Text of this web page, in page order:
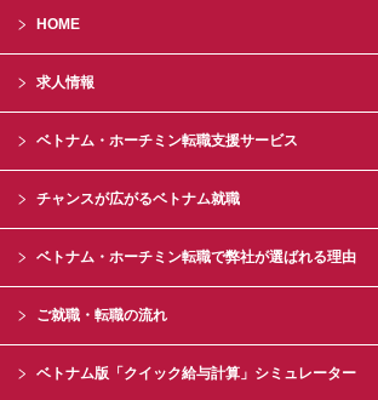
HOME
求人情報
ベトナム・ホーチミン転職支援サービス
チャンスが広がるベトナム就職
ベトナム・ホーチミン転職で弊社が選ばれる理由
ご就職・転職の流れ
ベトナム版「クイック給与計算」シミュレーター